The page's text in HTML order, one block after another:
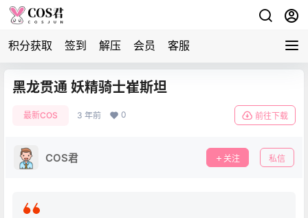
积分获取 签到 解压 会员 客服
黑龙贯通 妖精骑士崔斯坦
最新COS 3 年前 0 前往下载
COS君 关注 私信